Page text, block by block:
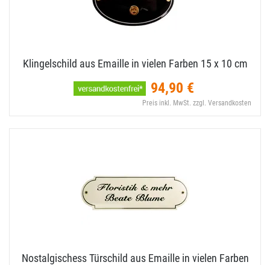
Klingelschild aus Emaille in vielen Farben 15 x 10 cm
94,90 €
Preis inkl. MwSt. zzgl. Versandkosten
Nostalgischess Türschild aus Emaille in vielen Farben